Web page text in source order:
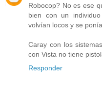
Robocop? No es ese
bien con un
volvían locos y se
Caray con los
con Vista no tiene
Responder